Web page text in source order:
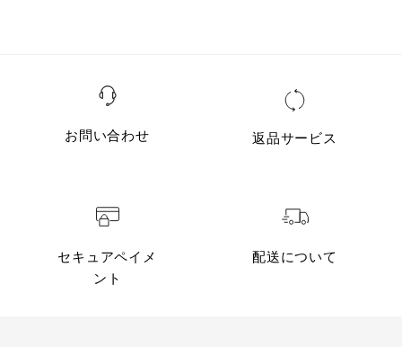
お問い合わせ 返品サービス
セキュアペイメ
ント
配送について